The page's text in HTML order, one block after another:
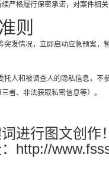
严格履行保密承诺，对案件相
则
发情况，立即启动应急预案
人和被调查人的隐私信息，
者、非法获取私密信息等）。
进行图文创作
http://